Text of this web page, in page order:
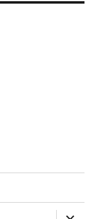
ouvrir